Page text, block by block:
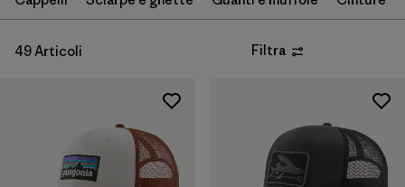
S (8)
M (6)
49 Articoli Filtra